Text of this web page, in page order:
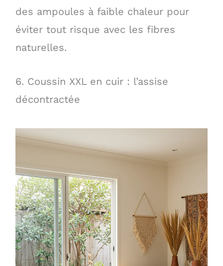
des ampoules à faible chaleur pour
éviter tout risque avec les fibres
naturelles.
6. Coussin XXL en cuir : l’assise
décontractée